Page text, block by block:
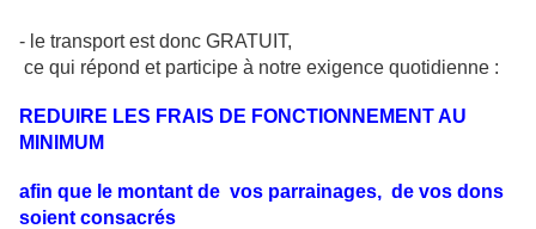
- le transport est donc GRATUIT,
ce qui répond et participe à notre exigence quotidienne :
REDUIRE LES FRAIS DE FONCTIONNEMENT AU
MINIMUM
afin que le montant de vos parrainages, de vos dons
soient consacrés